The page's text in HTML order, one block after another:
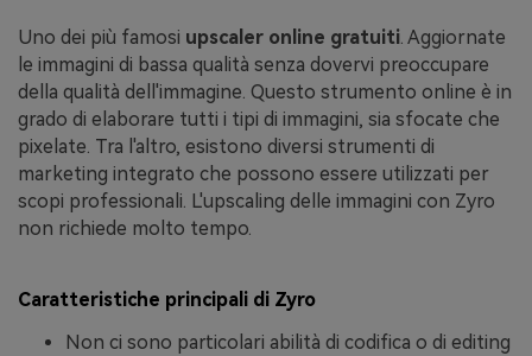
Uno dei più famosi upscaler online gratuiti. Aggiornate
le immagini di bassa qualità senza dovervi preoccupare
della qualità dell'immagine. Questo strumento online è in
grado di elaborare tutti i tipi di immagini, sia sfocate che
pixelate. Tra l'altro, esistono diversi strumenti di
marketing integrato che possono essere utilizzati per
scopi professionali. L'upscaling delle immagini con Zyro
non richiede molto tempo.
Caratteristiche principali di Zyro
Non ci sono particolari abilità di codifica o di editing